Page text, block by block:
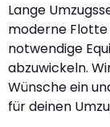
Lange
moderne Flotte
notwendige
abzuwickeln.
Wünsche ein
für deinen